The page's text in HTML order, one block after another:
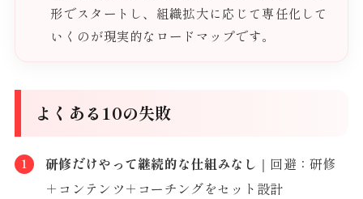
形でスタートし、組織拡大に応じて専任化して
いくのが現実的なロードマップです。
よくある10の失敗
研修だけやって継続的な仕組みなし ｜回避：研修
＋コンテンツ＋コーチングをセット設計